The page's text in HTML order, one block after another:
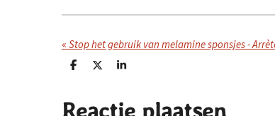
«
D
e
n
D
S
r
e
Reactie plaatsen